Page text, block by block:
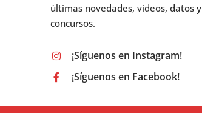
últimas novedades, vídeos, datos y
concursos.
¡Síguenos en Instagram!
¡Síguenos en Facebook!